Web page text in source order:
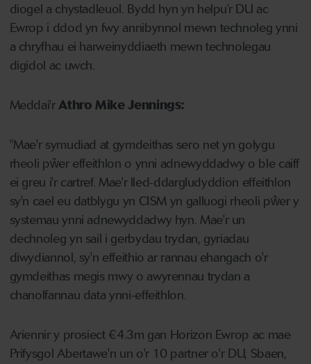
diogel a chystadleuol. Bydd hyn yn helpu’r DU ac
Ewrop i ddod yn fwy annibynnol mewn technoleg ynni
a chryfhau ei harweinyddiaeth mewn technolegau
digidol ac uwch.
Meddai'rAthro Mike Jennings:
"Mae'r symudiad at gymdeithas sero net yn golygu
rheoli pŵer effeithlon o ynni adnewyddadwy o ble caiff
ei greu i'r cartref. Mae'r lled-ddargludyddion effeithlon
sy'n cael eu datblygu yn CISM yn galluogi rheoli pŵer y
systemau ynni adnewyddadwy hyn. Mae'r un
dechnoleg yn sail i gerbydau trydan, gyriadau
diwydiannol, sy'n effeithio ar rannau ehangach o'r
gymdeithas megis mwy o awyrennau trydan a
chanolfannau data ynni-effeithlon.
Ariennir y prosiect €4.3m gan Horizon Ewrop ac mae
Prifysgol Abertawe'n un o'r 10 partner o'r DU, Sbaen,